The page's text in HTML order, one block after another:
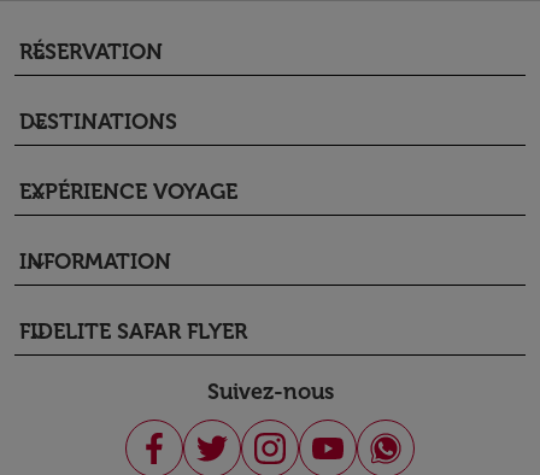
RÉSERVATION
keyboard_arrow_down
DESTINATIONS
keyboard_arrow_down
EXPÉRIENCE VOYAGE
keyboard_arrow_down
INFORMATION
keyboard_arrow_down
FIDELITE SAFAR FLYER
keyboard_arrow_down
Suivez-nous